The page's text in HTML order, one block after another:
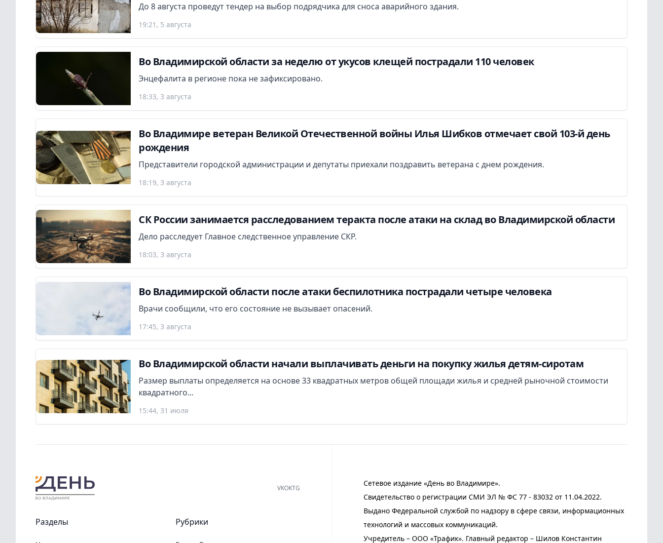
До 8 августа проведут тендер на выбор подрядчика для сноса аварийного здания.
19:21, 5 августа
Во Владимирской области за неделю от укусов клещей пострадали 110 человек
Энцефалита в регионе пока не зафиксировано.
18:33, 3 августа
Во Владимире ветеран Великой Отечественной войны Илья Шибков отмечает свой 103-й день
рождения
Представители городской администрации и депутаты приехали поздравить ветерана с днем рождения.
18:19, 3 августа
СК России занимается расследованием теракта после атаки на склад во Владимирской области
Дело расследует Главное следственное управление СКР.
18:03, 3 августа
Во Владимирской области после атаки беспилотника пострадали четыре человека
Врачи сообщили, что его состояние не вызывает опасений.
17:45, 3 августа
Во Владимирской области начали выплачивать деньги на покупку жилья детям-сиротам
Размер выплаты определяется на основе 33 квадратных метров общей площади жилья и средней рыночной стоимости
квадратного...
15:44, 31 июля
Сетевое издание «День во Владимире».
Свидетельство о регистрации СМИ ЭЛ № ФС 77 - 83032 от 11.04.2022.
Выдано Федеральной службой по надзору в сфере связи, информационных
технологий и массовых коммуникаций.
Учредитель – ООО «Трафик». Главный редактор – Шилов Константин
VKOKTG
Разделы Рубрики